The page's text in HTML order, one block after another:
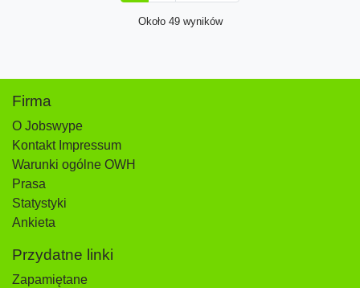
Około 49 wyników
Firma
O Jobswype
Kontakt Impressum
Warunki ogólne OWH
Prasa
Statystyki
Ankieta
Przydatne linki
Zapamiętane